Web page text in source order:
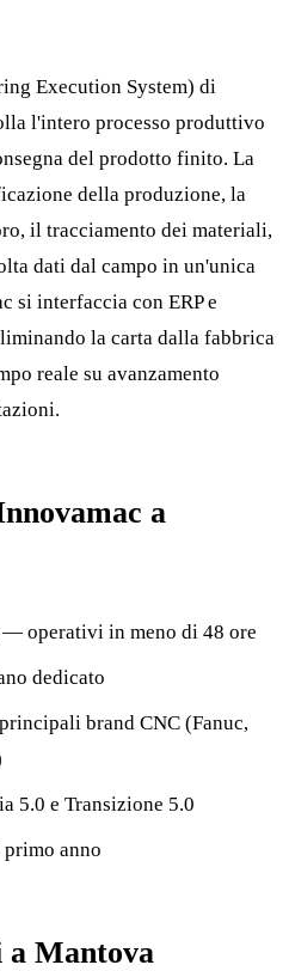
Execution System) di
l'intero processo produttivo
del prodotto finito. La
della produzione, la
il tracciamento dei materiali,
dati dal campo in un'unica
si interfaccia con ERP e
la carta dalla fabbrica
reale su avanzamento
a
operativi in meno di 48 ore
dedicato
brand CNC (Fanuc,
5.0 e Transizione 5.0
anno
Mantova